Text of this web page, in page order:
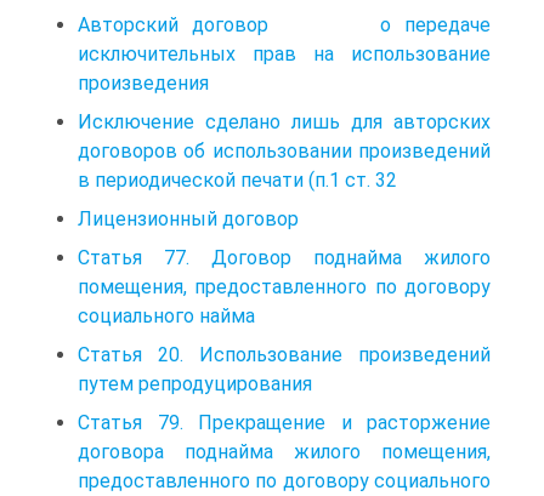
Авторский договор о передаче
исключительных прав на использование
произведения
Исключение сделано лишь для авторских
договоров об использовании произведений
в периодической печати (п.1 ст. 32
Лицензионный договор
Статья 77. Договор поднайма жилого
помещения, предоставленного по договору
социального найма
Статья 20. Использование произведений
путем репродуци­рования
Статья 79. Прекращение и расторжение
договора поднайма жилого помещения,
предоставленного по договору социального